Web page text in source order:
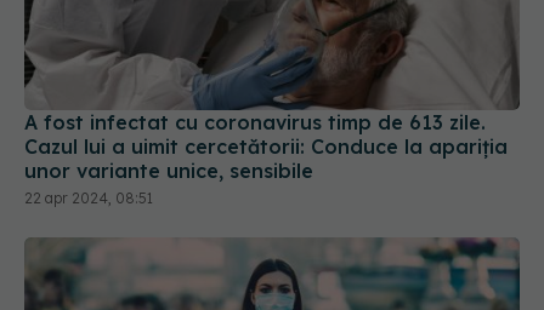
A fost infectat cu coronavirus timp de 613 zile.
Cazul lui a uimit cercetătorii: Conduce la apariția
unor variante unice, sensibile
22 apr 2024, 08:51